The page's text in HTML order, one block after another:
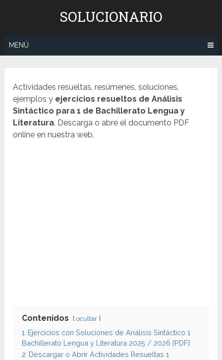
SOLUCIONARIO
MENÚ
Actividades resueltas, resúmenes, soluciones,
ejemplos y ejercicios resueltos de Análisis
Sintáctico para 1 de Bachillerato Lengua y
Literatura. Descarga o abre el documento PDF
online en nuestra web.
Contenidos ocultar
1 Ejercicios con Soluciones de Análisis Sintáctico 1
Bachillerato Lengua y Literatura 2025 / 2026 [PDF]
2 Descargar o Abrir Actividades Resueltas 1